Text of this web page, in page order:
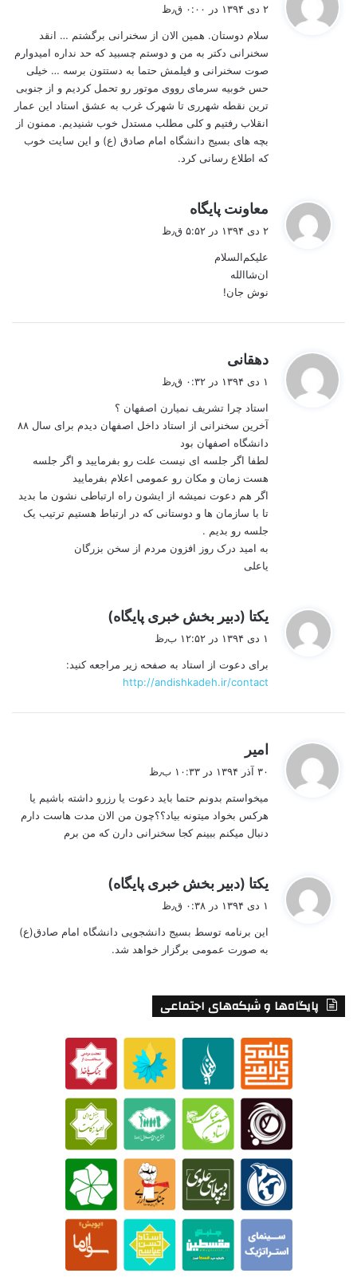
:
۲ دی ۱۳۹۴ در ۰:۰۰ ق٫ظ
سلام دوستان. همین الان از سخنرانی برگشتم … انقد
سخنرانی دکتر به من و دوستم چسبید که حد نداره امیدوارم
صوت سخنرانی و فیلمش حتما به دستتون برسه … خیلی
حس خوبیه سرمای رووی موتور رو تحمل کردیم و از جنوبی
ترین نقطه شهرری تا شهرک غرب به عشق استاد این عمار
انقلاب رفتیم و کلی مطلب مستدل خوب شنیدیم. ممنون از
بچه های بسیج دانشگاه امام صادق (ع) و این سایت خوب
که اطلاع رسانی کرد.
معاونت پایگاه
۲ دی ۱۳۹۴ در ۵:۵۲ ق٫ظ
علیکم‌السلام
ان‌شاالله
نوش جان!
دهقانی
۱ دی ۱۳۹۴ در ۰:۳۲ ق٫ظ
استاد چرا تشریف نمیارن اصفهان ؟
آخرین سخنرانی از استاد داخل اصفهان دیدم برای سال ۸۸
دانشگاه اصفهان بود
لطفا اگر جلسه ای نیست علت رو بفرمایید و اگر جلسه
هست زمان و مکان رو عمومی اعلام بفرمایید
اگر هم دعوت نمیشه از ایشون راه ارتباطی نشون ما بدید
تا با سازمان ها و دوستانی که در ارتباط هستیم ترتیب یک
جلسه رو بدیم .
به امید درک روز افزون مردم از سخن بزرگان
یاعلی
یکتا (دبیر بخش خبری پایگاه)
:
۱ دی ۱۳۹۴ در ۱۲:۵۲ ب٫ظ
برای دعوت از استاد به صفحه زیر مراجعه کنید:
http://andishkadeh.ir/contact
امير
:
۳۰ آذر ۱۳۹۴ در ۱۰:۳۳ ب٫ظ
ميخواستم بدونم حتما بايد دعوت يا رزرو داشته باشيم يا
هركس بخواد ميتونه بياد؟؟چون من الان مدت هاست دارم
دنبال ميكنم ببينم كجا سخنرانى دارن كه من برم
یکتا (دبیر بخش خبری پایگاه)
:
۱ دی ۱۳۹۴ در ۰:۳۸ ق٫ظ
این برنامه توسط بسیج دانشجویی دانشگاه امام صادق(ع)
به صورت عمومی برگزار خواهد شد.
پایگاه‌ها و شبکه‌های اجتماعی